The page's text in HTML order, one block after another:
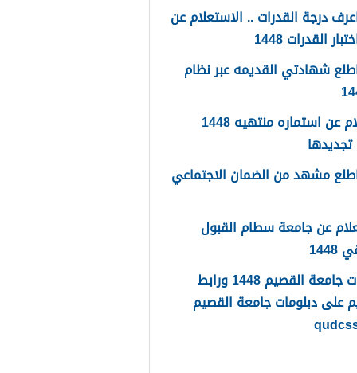
درجة القدرات .. الاستعلام عن
القدرات 1448
شهادتي القديمه عبر نظام
استعلام عن استماره منتهيه 1448
مشهد من الضمان الاجتماعي
عن جامعة سطام القبول
دبلومات جامعة القصيم 1448 ورابط
على دبلومات جامعة القصيم